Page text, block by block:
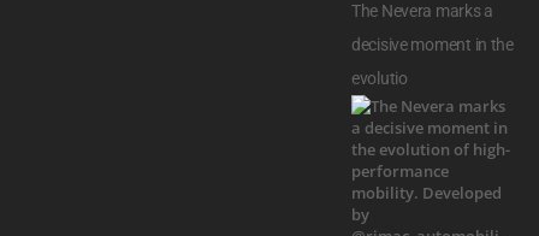
The Nevera marks a
decisive moment in the
evolutio